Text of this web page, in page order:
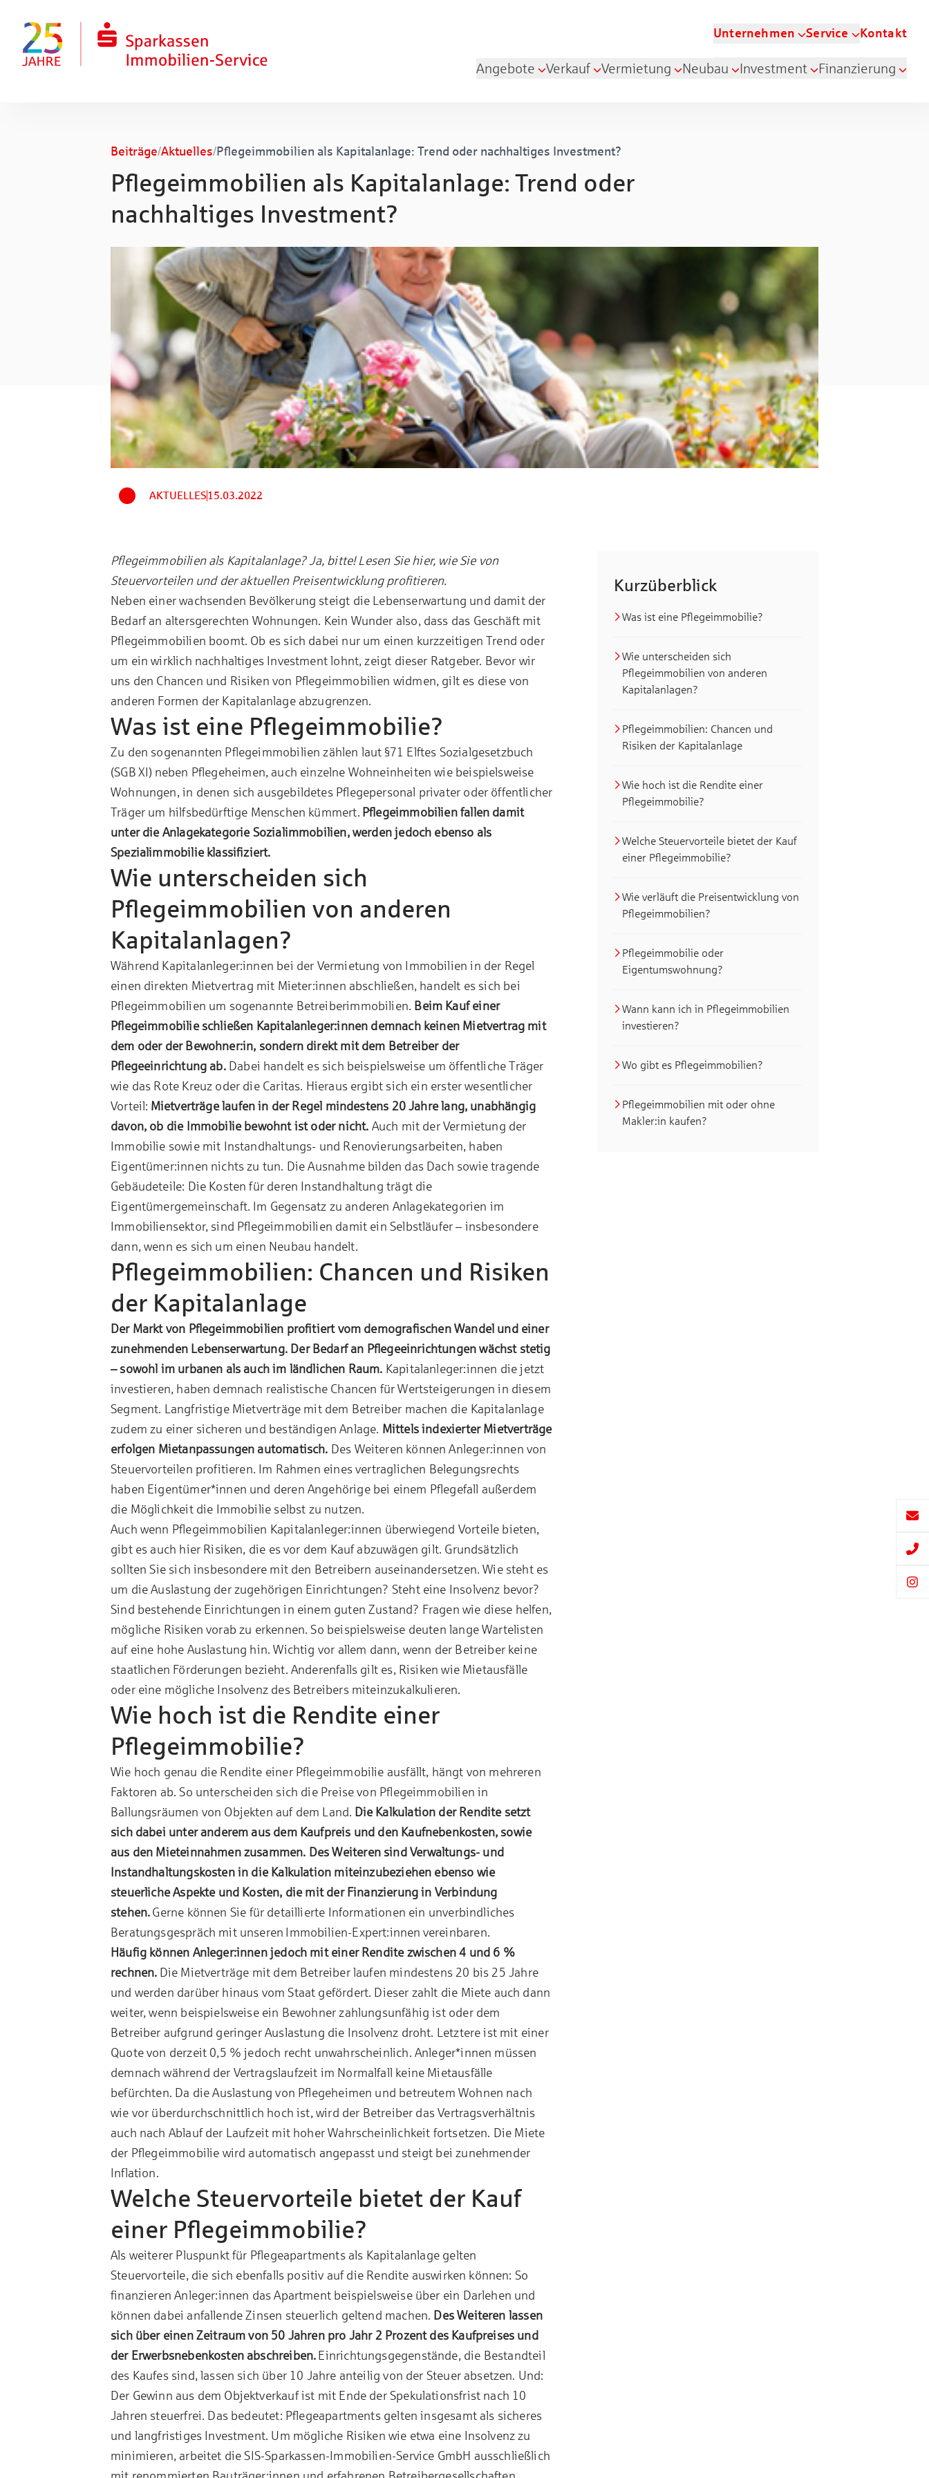
Zum Fuß springen
Unternehmen Service Kontakt
Angebote Verkauf Vermietung Neubau Investment Finanzierung
Beiträge/Aktuelles/Pflegeimmobilien als Kapitalanlage: Trend oder nachhaltiges Investment?
Pflegeimmobilien als Kapitalanlage: Trend oder
nachhaltiges Investment?
AKTUELLES15.03.2022
Pflegeimmobilien als Kapitalanlage? Ja, bitte! Lesen Sie hier, wie Sie von
Steuervorteilen und der aktuellen Preisentwicklung profitieren.
Neben einer wachsenden Bevölkerung steigt die Lebenserwartung und damit der
Bedarf an altersgerechten Wohnungen. Kein Wunder also, dass das Geschäft mit
Pflegeimmobilien boomt. Ob es sich dabei nur um einen kurzzeitigen Trend oder
um ein wirklich nachhaltiges Investment lohnt, zeigt dieser Ratgeber. Bevor wir
uns den Chancen und Risiken von Pflegeimmobilien widmen, gilt es diese von
anderen Formen der Kapitalanlage abzugrenzen.
Was ist eine Pflegeimmobilie?
Zu den sogenannten Pflegeimmobilien zählen laut §71 Elftes Sozialgesetzbuch
(SGB XI) neben Pflegeheimen, auch einzelne Wohneinheiten wie beispielsweise
Wohnungen, in denen sich ausgebildetes Pflegepersonal privater oder öffentlicher
Träger um hilfsbedürftige Menschen kümmert. Pflegeimmobilien fallen damit
unter die Anlagekategorie Sozialimmobilien, werden jedoch ebenso als
Spezialimmobilie klassifiziert.
Wie unterscheiden sich
Pflegeimmobilien von anderen
Kapitalanlagen?
Während Kapitalanleger:innen bei der Vermietung von Immobilien in der Regel
einen direkten Mietvertrag mit Mieter:innen abschließen, handelt es sich bei
Pflegeimmobilien um sogenannte Betreiberimmobilien. Beim Kauf einer
Pflegeimmobilie schließen Kapitalanleger:innen demnach keinen Mietvertrag mit
dem oder der Bewohner:in, sondern direkt mit dem Betreiber der
Pflegeeinrichtung ab. Dabei handelt es sich beispielsweise um öffentliche Träger
wie das Rote Kreuz oder die Caritas. Hieraus ergibt sich ein erster wesentlicher
Vorteil: Mietverträge laufen in der Regel mindestens 20 Jahre lang, unabhängig
davon, ob die Immobilie bewohnt ist oder nicht. Auch mit der Vermietung der
Immobilie sowie mit Instandhaltungs- und Renovierungsarbeiten, haben
Eigentümer:innen nichts zu tun. Die Ausnahme bilden das Dach sowie tragende
Gebäudeteile: Die Kosten für deren Instandhaltung trägt die
Eigentümergemeinschaft. Im Gegensatz zu anderen Anlagekategorien im
Immobiliensektor, sind Pflegeimmobilien damit ein Selbstläufer – insbesondere
dann, wenn es sich um einen Neubau handelt.
Pflegeimmobilien: Chancen und Risiken
der Kapitalanlage
Der Markt von Pflegeimmobilien profitiert vom demografischen Wandel und einer
zunehmenden Lebenserwartung. Der Bedarf an Pflegeeinrichtungen wächst stetig
– sowohl im urbanen als auch im ländlichen Raum. Kapitalanleger:innen die jetzt
investieren, haben demnach realistische Chancen für Wertsteigerungen in diesem
Segment. Langfristige Mietverträge mit dem Betreiber machen die Kapitalanlage
zudem zu einer sicheren und beständigen Anlage. Mittels indexierter Mietverträge
erfolgen Mietanpassungen automatisch. Des Weiteren können Anleger:innen von
Steuervorteilen profitieren. Im Rahmen eines vertraglichen Belegungsrechts
haben Eigentümer*innen und deren Angehörige bei einem Pflegefall außerdem
die Möglichkeit die Immobilie selbst zu nutzen.
Auch wenn Pflegeimmobilien Kapitalanleger:innen überwiegend Vorteile bieten,
gibt es auch hier Risiken, die es vor dem Kauf abzuwägen gilt. Grundsätzlich
sollten Sie sich insbesondere mit den Betreibern auseinandersetzen. Wie steht es
um die Auslastung der zugehörigen Einrichtungen? Steht eine Insolvenz bevor?
Sind bestehende Einrichtungen in einem guten Zustand? Fragen wie diese helfen,
mögliche Risiken vorab zu erkennen. So beispielsweise deuten lange Wartelisten
auf eine hohe Auslastung hin. Wichtig vor allem dann, wenn der Betreiber keine
staatlichen Förderungen bezieht. Anderenfalls gilt es, Risiken wie Mietausfälle
oder eine mögliche Insolvenz des Betreibers miteinzukalkulieren.
Wie hoch ist die Rendite einer
Pflegeimmobilie?
Wie hoch genau die Rendite einer Pflegeimmobilie ausfällt, hängt von mehreren
Faktoren ab. So unterscheiden sich die Preise von Pflegeimmobilien in
Ballungsräumen von Objekten auf dem Land. Die Kalkulation der Rendite setzt
sich dabei unter anderem aus dem Kaufpreis und den Kaufnebenkosten, sowie
aus den Mieteinnahmen zusammen. Des Weiteren sind Verwaltungs- und
Instandhaltungskosten in die Kalkulation miteinzubeziehen ebenso wie
steuerliche Aspekte und Kosten, die mit der Finanzierung in Verbindung
stehen. Gerne können Sie für detaillierte Informationen ein unverbindliches
Beratungsgespräch mit unseren Immobilien-Expert:innen vereinbaren.
Häufig können Anleger:innen jedoch mit einer Rendite zwischen 4 und 6 %
rechnen. Die Mietverträge mit dem Betreiber laufen mindestens 20 bis 25 Jahre
und werden darüber hinaus vom Staat gefördert. Dieser zahlt die Miete auch dann
weiter, wenn beispielsweise ein Bewohner zahlungsunfähig ist oder dem
Betreiber aufgrund geringer Auslastung die Insolvenz droht. Letztere ist mit einer
Quote von derzeit 0,5 % jedoch recht unwahrscheinlich. Anleger*innen müssen
demnach während der Vertragslaufzeit im Normalfall keine Mietausfälle
befürchten. Da die Auslastung von Pflegeheimen und betreutem Wohnen nach
wie vor überdurchschnittlich hoch ist, wird der Betreiber das Vertragsverhältnis
auch nach Ablauf der Laufzeit mit hoher Wahrscheinlichkeit fortsetzen. Die Miete
der Pflegeimmobilie wird automatisch angepasst und steigt bei zunehmender
Inflation.
Welche Steuervorteile bietet der Kauf
einer Pflegeimmobilie?
Als weiterer Pluspunkt für Pflegeapartments als Kapitalanlage gelten
Steuervorteile, die sich ebenfalls positiv auf die Rendite auswirken können: So
finanzieren Anleger:innen das Apartment beispielsweise über ein Darlehen und
können dabei anfallende Zinsen steuerlich geltend machen. Des Weiteren lassen
sich über einen Zeitraum von 50 Jahren pro Jahr 2 Prozent des Kaufpreises und
der Erwerbsnebenkosten abschreiben. Einrichtungsgegenstände, die Bestandteil
des Kaufes sind, lassen sich über 10 Jahre anteilig von der Steuer absetzen. Und:
Der Gewinn aus dem Objektverkauf ist mit Ende der Spekulationsfrist nach 10
Jahren steuerfrei. Das bedeutet: Pflegeapartments gelten insgesamt als sicheres
und langfristiges Investment. Um mögliche Risiken wie etwa eine Insolvenz zu
minimieren, arbeitet die SIS-Sparkassen-Immobilien-Service GmbH ausschließlich
Kurzüberblick
Was ist eine Pflegeimmobilie?
Wie unterscheiden sich
Pflegeimmobilien von anderen
Kapitalanlagen?
Pflegeimmobilien: Chancen und
Risiken der Kapitalanlage
Wie hoch ist die Rendite einer
Pflegeimmobilie?
Welche Steuervorteile bietet der Kauf
einer Pflegeimmobilie?
Wie verläuft die Preisentwicklung von
Pflegeimmobilien?
Pflegeimmobilie oder
Eigentumswohnung?
Wann kann ich in Pflegeimmobilien
investieren?
Wo gibt es Pflegeimmobilien?
Pflegeimmobilien mit oder ohne
Makler:in kaufen?